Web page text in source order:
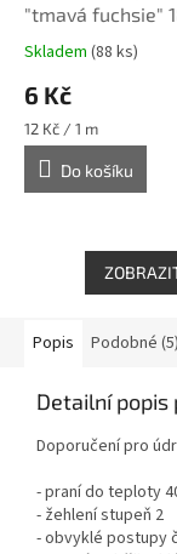
"tmavá fuchsie"
(bavlna/
Skladem (88 ks)
6 Kč
Měrná
cena:
12 Kč / 1 m
Do košíku
Popis Podobné (5)
Detailní popis
Doporučení pro
- praní do teploty
- žehlení stupeň 2
- obvyklé postupy